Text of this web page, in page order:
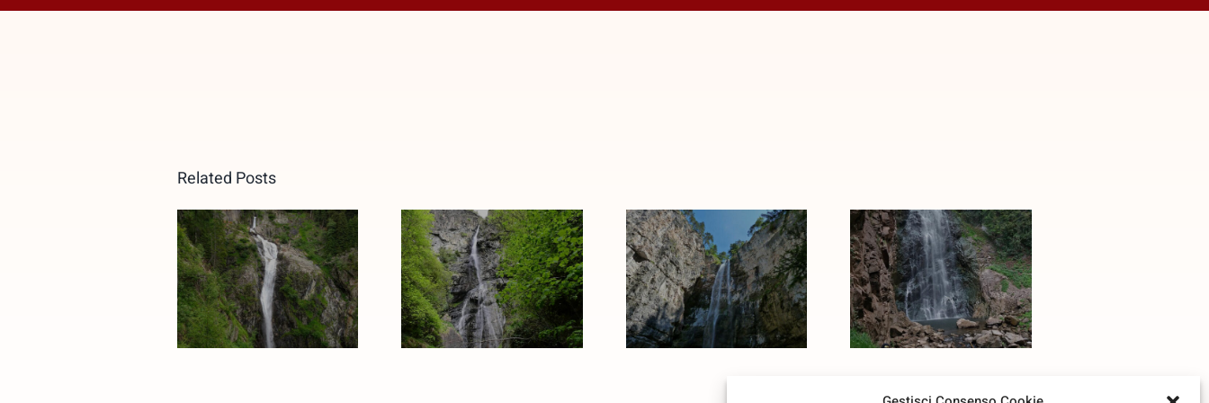
Related Posts
San Pietro
Mezzomonte
Felixer
Wasserfall
Cascata
Vilpiano